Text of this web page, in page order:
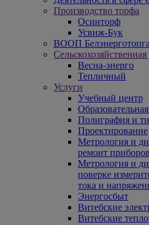
Производство торфа
Осинторф
Усвиж-Бук
ВООП
Сельскохозяйственная
Весна-энерго
Тепличный
Услуги
Учебный центр
Полиграфия и
Проектирование
Метрология и
ремонт
Метрология и
поверке
тока и
Энергосбыт
Витебские
Витебские